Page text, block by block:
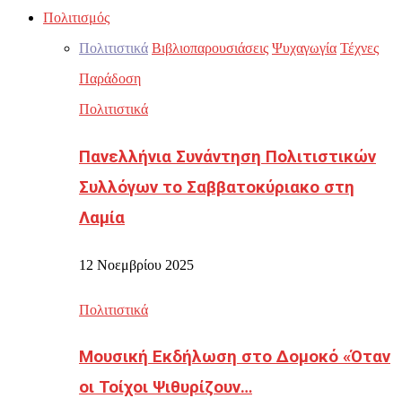
Πολιτισμός
Πολιτιστικά Βιβλιοπαρουσιάσεις Ψυχαγωγία Τέχνες
Παράδοση
Πολιτιστικά
Πανελλήνια Συνάντηση Πολιτιστικών
Συλλόγων το Σαββατοκύριακο στη
Λαμία
12 Νοεμβρίου 2025
Πολιτιστικά
Μουσική Εκδήλωση στο Δομοκό «Όταν
οι Τοίχοι Ψιθυρίζουν…